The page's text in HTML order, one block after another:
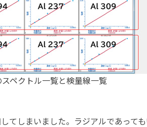
ペクトル一覧と検量線一覧
てしまいました。ラジアルであって